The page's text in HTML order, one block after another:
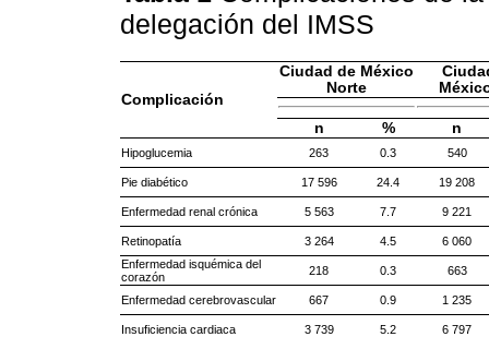
delegación del IMSS
Complicación
Ciudad de México
Norte
n % n
Hipoglucemia 263 0.3 540
Pie diabético 17 596 24.4 19 208
Enfermedad renal crónica 5 563 7.7 9 221
Retinopatía 3 264 4.5
6 060
Enfermedad isquémica del
corazón
218 0.3 663
Enfermedad cerebrovascular 667 0.9 1 235
Insuficiencia cardiaca 3 739 5.2
6 797